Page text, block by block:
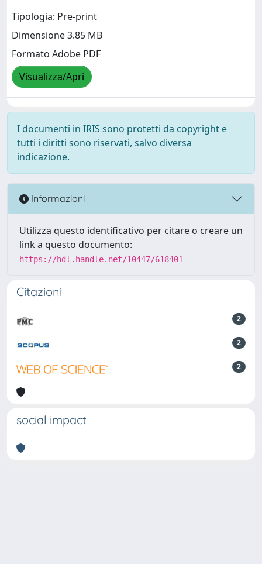
Tipologia: Pre-print
Dimensione 3.85 MB
Formato Adobe PDF
Visualizza/Apri
I documenti in IRIS sono protetti da copyright e
tutti i diritti sono riservati, salvo diversa
indicazione.
Informazioni
Utilizza questo identificativo per citare o creare un
link a questo documento:
https://hdl.handle.net/10447/618401
Citazioni
2
2
2
social impact